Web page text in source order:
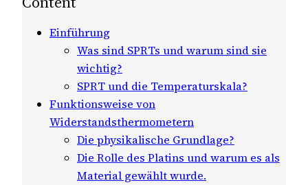
Einführung
Was sind SPRTs und warum sind sie
wichtig?
SPRT und die Temperaturskala?
Funktionsweise von
Widerstandsthermometern
Die physikalische Grundlage?
Die Rolle des Platins und warum es als
Material gewählt wurde.